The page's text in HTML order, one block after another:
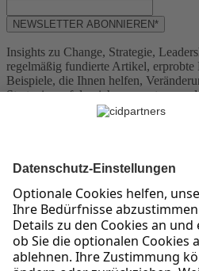
NEWSLETTER ABONNIEREN*
Insights zu Change, Strategie,
regelmäßig fundierte Artikel,
Beispiele, die Ihnen helfen,
Strategien erfolgreich umzusetzen
Bleiben Sie am Puls der Zeit mit
von Gründen gegenüber cidpartners
beachten Sie unsere weiteren
sowie Ihrem Widerrufsrecht und
Datenschutzerklärung . Um sich vom
abzumelden, klicken Sie bittehier .
KONTAKT IMPRESSUM
DATENSCHUTZ-